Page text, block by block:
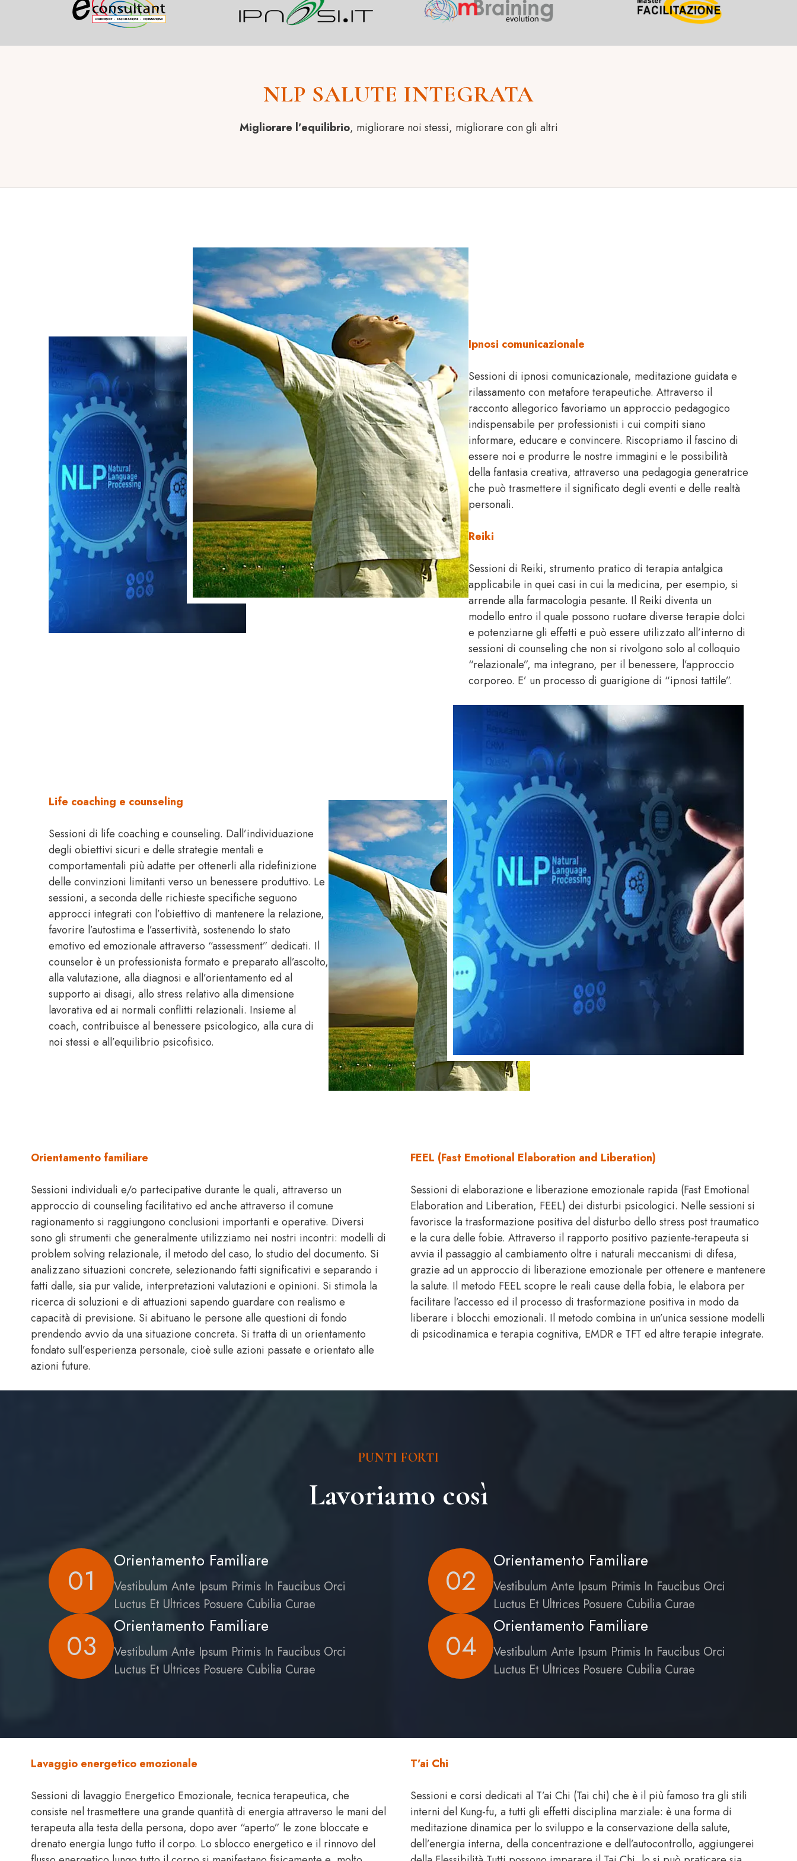
NLP SALUTE INTEGRATA
Migliorare l’equilibrio, migliorare noi stessi, migliorare con gli altri
Ipnosi comunicazionale
Sessioni di ipnosi comunicazionale, meditazione guidata e
rilassamento con metafore terapeutiche. Attraverso il
racconto allegorico favoriamo un approccio pedagogico
indispensabile per professionisti i cui compiti siano
informare, educare e convincere. Riscopriamo il fascino di
essere noi e produrre le nostre immagini e le possibilità
della fantasia creativa, attraverso una pedagogia generatrice
che può trasmettere il significato degli eventi e delle realtà
personali.
Reiki
Sessioni di Reiki, strumento pratico di terapia antalgica
applicabile in quei casi in cui la medicina, per esempio, si
arrende alla farmacologia pesante. Il Reiki diventa un
modello entro il quale possono ruotare diverse terapie dolci
e potenziarne gli effetti e può essere utilizzato all’interno di
sessioni di counseling che non si rivolgono solo al colloquio
“relazionale”, ma integrano, per il benessere, l’approccio
corporeo. E’ un processo di guarigione di “ipnosi tattile”.
Life coaching e counseling
Sessioni di life coaching e counseling. Dall’individuazione
degli obiettivi sicuri e delle strategie mentali e
comportamentali più adatte per ottenerli alla ridefinizione
delle convinzioni limitanti verso un benessere produttivo. Le
sessioni, a seconda delle richieste specifiche seguono
approcci integrati con l’obiettivo di mantenere la relazione,
favorire l’autostima e l’assertività, sostenendo lo stato
emotivo ed emozionale attraverso “assessment” dedicati. Il
counselor è un professionista formato e preparato all’ascolto,
alla valutazione, alla diagnosi e all’orientamento ed al
supporto ai disagi, allo stress relativo alla dimensione
lavorativa ed ai normali conflitti relazionali. Insieme al
coach, contribuisce al benessere psicologico, alla cura di
noi stessi e all’equilibrio psicofisico.
Orientamento familiare
Sessioni individuali e/o partecipative durante le quali, attraverso un
approccio di counseling facilitativo ed anche attraverso il comune
ragionamento si raggiungono conclusioni importanti e operative. Diversi
sono gli strumenti che generalmente utilizziamo nei nostri incontri: modelli di
problem solving relazionale, il metodo del caso, lo studio del documento. Si
analizzano situazioni concrete, selezionando fatti significativi e separando i
fatti dalle, sia pur valide, interpretazioni valutazioni e opinioni. Si stimola la
ricerca di soluzioni e di attuazioni sapendo guardare con realismo e
capacità di previsione. Si abituano le persone alle questioni di fondo
prendendo avvio da una situazione concreta. Si tratta di un orientamento
fondato sull’esperienza personale, cioè sulle azioni passate e orientato alle
azioni future.
FEEL (Fast Emotional Elaboration and Liberation)
Sessioni di elaborazione e liberazione emozionale rapida (Fast Emotional
Elaboration and Liberation, FEEL) dei disturbi psicologici. Nelle sessioni si
favorisce la trasformazione positiva del disturbo dello stress post traumatico
e la cura delle fobie. Attraverso il rapporto positivo paziente-terapeuta si
avvia il passaggio al cambiamento oltre i naturali meccanismi di difesa,
grazie ad un approccio di liberazione emozionale per ottenere e mantenere
la salute. Il metodo FEEL scopre le reali cause della fobia, le elabora per
facilitare l’accesso ed il processo di trasformazione positiva in modo da
liberare i blocchi emozionali. Il metodo combina in un’unica sessione modelli
di psicodinamica e terapia cognitiva, EMDR e TFT ed altre terapie integrate.
PUNTI FORTI
Lavoriamo così
01
Orientamento Familiare
Vestibulum Ante Ipsum Primis In Faucibus Orci
Luctus Et Ultrices Posuere Cubilia Curae
02
Orientamento Familiare
Vestibulum Ante Ipsum Primis In Faucibus Orci
Luctus Et Ultrices Posuere Cubilia Curae
03
Orientamento Familiare
Vestibulum Ante Ipsum Primis In Faucibus Orci
Luctus Et Ultrices Posuere Cubilia Curae
04
Orientamento Familiare
Vestibulum Ante Ipsum Primis In Faucibus Orci
Luctus Et Ultrices Posuere Cubilia Curae
Lavaggio energetico emozionale
Sessioni di lavaggio Energetico Emozionale, tecnica terapeutica, che
consiste nel trasmettere una grande quantità di energia attraverso le mani del
terapeuta alla testa della persona, dopo aver “aperto” le zone bloccate e
drenato energia lungo tutto il corpo. Lo sblocco energetico e il rinnovo del
T’ai Chi
Sessioni e corsi dedicati al T’ai Chi (Tai chi) che è il più famoso tra gli stili
interni del Kung-fu, a tutti gli effetti disciplina marziale: è una forma di
meditazione dinamica per lo sviluppo e la conservazione della salute,
dell’energia interna, della concentrazione e dell’autocontrollo, aggiungerei